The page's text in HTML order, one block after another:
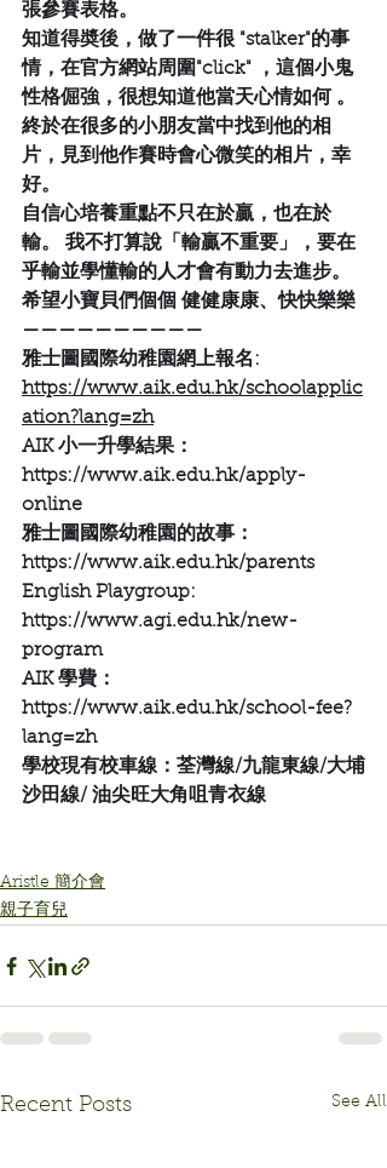
張參賽表格。
知道得奬後，做了一件很 "stalker"的事
情，在官方網站周圍"click" ，這個小鬼
性格倔強，很想知道他當天心情如何 。
終於在很多的小朋友當中找到他的相
片，見到他作賽時會心微笑的相片，幸
好。
自信心培養重點不只在於贏，也在於
輸。 我不打算說「輸贏不重要」，要在
乎輸並學懂輸的人才會有動力去進步。
希望小寶貝們個個 健健康康、快快樂樂
——————————
雅士圖國際幼稚園網上報名:
https://www.aik.edu.hk/schoolapplic
ation?lang=zh
AIK 小一升學結果：
https://www.aik.edu.hk/apply-
online
雅士圖國際幼稚園的故事：
https://www.aik.edu.hk/parents
English Playgroup:
https://www.agi.edu.hk/new-
program
AIK 學費：
https://www.aik.edu.hk/school-fee?
lang=zh
學校現有校車線：荃灣線/九龍東線/大埔
沙田線/ 油尖旺大角咀青衣線
Aristle 簡介會
親子育兒
Recent Posts See All